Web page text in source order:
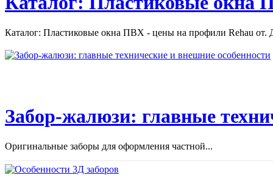
Каталог: Пластиковые окна ПВХ - цены на профили Rehau от.
Забор-жалюзи: главные
Оригинальные заборы для оформления частной...